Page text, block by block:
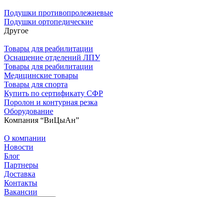
Подушки противопролежневые
Подушки ортопедические
Другое
Товары для реабилитации
Оснащение отделений ЛПУ
Товары для реабилитации
Медицинские товары
Товары для спорта
Купить по сертификату СФР
Поролон и контурная резка
Оборудование
Компания “ВиЦыАн”
О компании
Новости
Блог
Партнеры
Доставка
Контакты
Вакансии